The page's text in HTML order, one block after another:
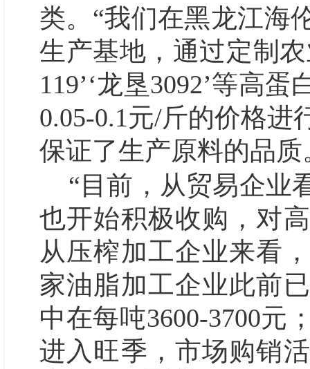
类。“我们在黑龙江海
生产基地，通过定制
119’‘龙垦3092’等高
0.05-0.1元/斤的价格
保证了生产原料的品质
“目前，从贸易企业
也开始积极收购，对
从压榨加工企业来看
家油脂加工企业此前
中在每吨3600-3700元
进入旺季，市场购销